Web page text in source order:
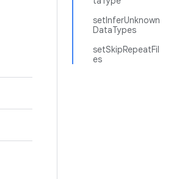
setInferUnknown
DataTypes
setSkipRepeatFil
es